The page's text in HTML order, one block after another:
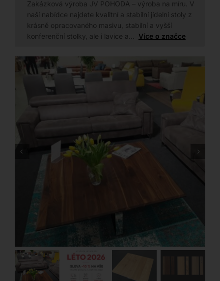
Zakázková výroba JV POHODA – výroba na míru. V
naší nabídce najdete kvalitní a stabilní jídelní stoly z
krásně opracovaného masivu, stabilní a vyšší
konferenční stolky, ale i lavice a…
Více o značce